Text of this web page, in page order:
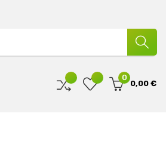
0
0,00 €